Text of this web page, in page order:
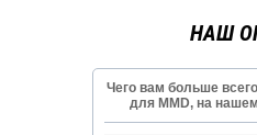
НАШ
Чего вам больше
для MMD, на